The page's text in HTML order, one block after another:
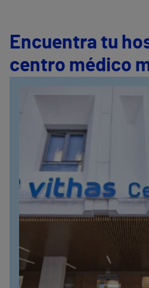
Encuentra tu
centro médico